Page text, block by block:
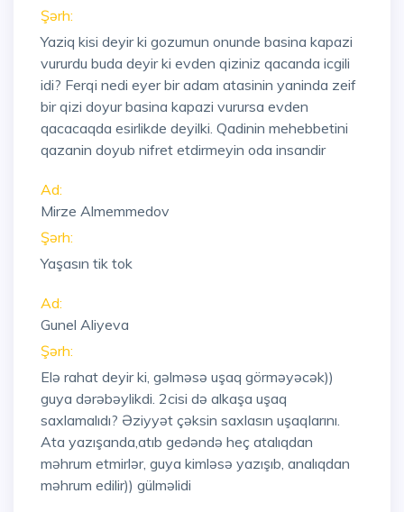
Şərh:
Yaziq kisi deyir ki gozumun onunde basina kapazi
vururdu buda deyir ki evden qiziniz qacanda icgili
idi? Ferqi nedi eyer bir adam atasinin yaninda zeif
bir qizi doyur basina kapazi vurursa evden
qacacaqda esirlikde deyilki. Qadinin mehebbetini
qazanin doyub nifret etdirmeyin oda insandir
Ad:
Mirze Almemmedov
Şərh:
Yaşasın tik tok
Ad:
Gunel Aliyeva
Şərh:
Elə rahat deyir ki, gəlməsə uşaq görməyəcək))
guya dərəbəylikdi. 2cisi də alkaşa uşaq
saxlamalıdı? Əziyyət çəksin saxlasın uşaqlarını.
Ata yazışanda,atıb gedəndə heç atalıqdan
məhrum etmirlər, guya kimləsə yazışıb, analıqdan
məhrum edilir)) gülməlidi